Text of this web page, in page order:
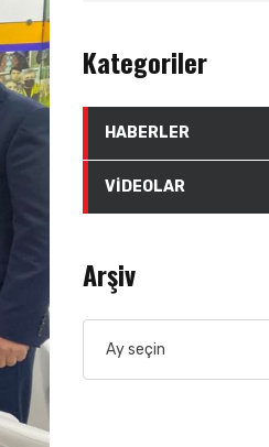
Kategoriler
HABERLER
VIDEOLAR
Arşiv
Arşiv
Ay seçin